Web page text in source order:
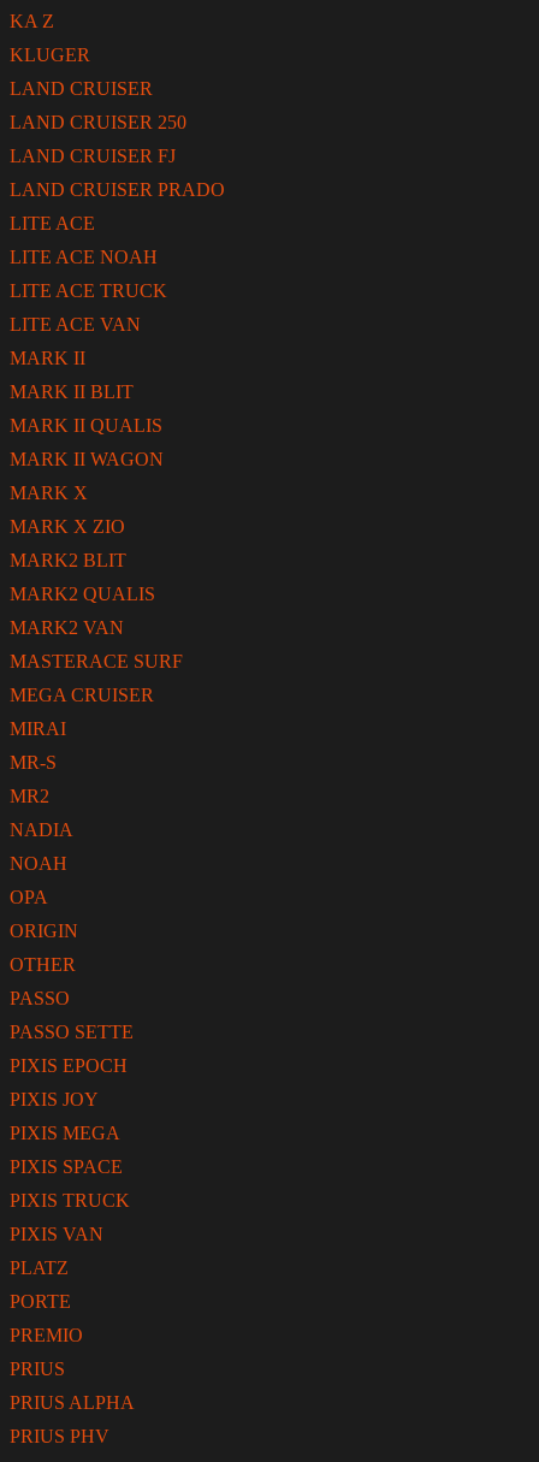
KA Z
KLUGER
LAND CRUISER
LAND CRUISER 250
LAND CRUISER FJ
LAND CRUISER PRADO
LITE ACE
LITE ACE NOAH
LITE ACE TRUCK
LITE ACE VAN
MARK II
MARK II BLIT
MARK II QUALIS
MARK II WAGON
MARK X
MARK X ZIO
MARK2 BLIT
MARK2 QUALIS
MARK2 VAN
MASTERACE SURF
MEGA CRUISER
MIRAI
MR-S
MR2
NADIA
NOAH
OPA
ORIGIN
OTHER
PASSO
PASSO SETTE
PIXIS EPOCH
PIXIS JOY
PIXIS MEGA
PIXIS SPACE
PIXIS TRUCK
PIXIS VAN
PLATZ
PORTE
PREMIO
PRIUS
PRIUS ALPHA
PRIUS PHV